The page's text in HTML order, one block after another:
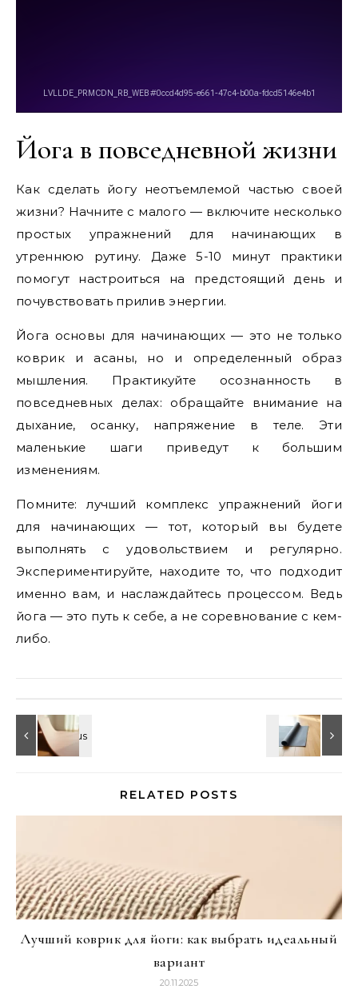
Йога в повседневной жизни
Как сделать йогу неотъемлемой частью своей
жизни? Начните с малого — включите несколько
простых упражнений для начинающих в
утреннюю рутину. Даже 5-10 минут практики
помогут настроиться на предстоящий день и
почувствовать прилив энергии.
Йога основы для начинающих — это не только
коврик и асаны, но и определенный образ
мышления. Практикуйте осознанность в
повседневных делах: обращайте внимание на
дыхание, осанку, напряжение в теле. Эти
маленькие шаги приведут к большим
изменениям.
Помните: лучший комплекс упражнений йоги
для начинающих — тот, который вы будете
выполнять с удовольствием и регулярно.
Экспериментируйте, находите то, что подходит
именно вам, и наслаждайтесь процессом. Ведь
йога — это путь к себе, а не соревнование с кем-
либо.
RELATED POSTS
Лучший коврик для йоги: как выбрать идеальный
вариант
20.11.2025